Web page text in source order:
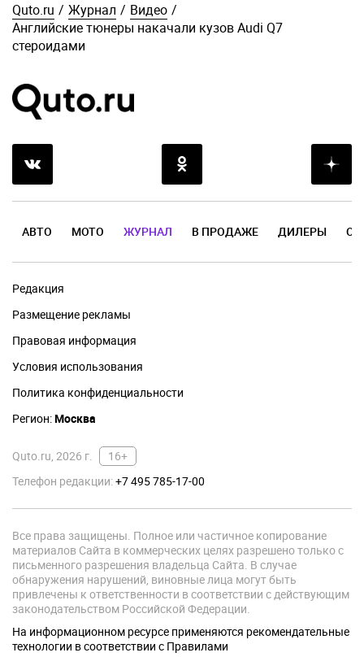
Quto.ru / Журнал / Видео /
Английские тюнеры накачали кузов Audi Q7
стероидами
АВТО МОТО ЖУРНАЛ В ПРОДАЖЕ ДИЛЕРЫ
Редакция
Размещение рекламы
Правовая информация
Условия использования
Политика конфиденциальности
Регион:Москва
Quto.ru, 2026 г.
16+
Телефон редакции:+7 495 785-17-00
Все права защищены. Полное или частичное копирование
материалов Сайта в коммерческих целях разрешено только с
письменного разрешения владельца Сайта. В случае
обнаружения нарушений, виновные лица могут быть
привлечены к ответственности в соответствии с действующим
законодательством Российской Федерации.
На информационном ресурсе применяются рекомендательные
технологии в соответствии с Правилами